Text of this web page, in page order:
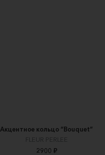
Акцентное кольцо “Bouquet”
FLEUR PERLEE
2900 ₽